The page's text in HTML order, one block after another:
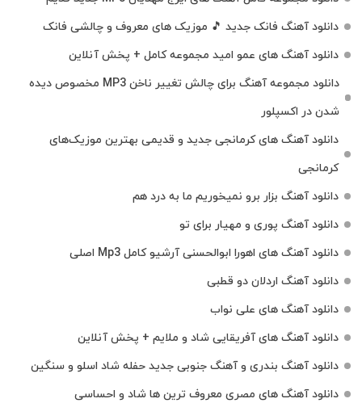
دانلود آهنگ فانک جدید 🎵 موزیک‌ های معروف و چالشی فانک
دانلود آهنگ های عمو امید مجموعه کامل + پخش آنلاین
دانلود مجموعه آهنگ برای چالش تغییر ناخن MP3 مخصوص دیده
شدن در اکسپلور
دانلود آهنگ‌ های کرمانجی جدید و قدیمی بهترین موزیک‌های
کرمانجی
دانلود آهنگ بزار برو نمیخوریم ما به درد هم
دانلود آهنگ پوری و مهیار برای تو
دانلود آهنگ های اهورا ابوالحسنی آرشیو کامل Mp3 اصلی
دانلود آهنگ اردلان دو قطبی
دانلود آهنگ های علی نواب
دانلود آهنگ های آفریقایی شاد و ملایم + پخش آنلاین
دانلود آهنگ بندری و آهنگ جنوبی جدید حفله شاد اسلو و سنگین
دانلود آهنگ های مصری معروف ترین ها شاد و احساسی